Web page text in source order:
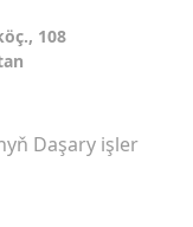
108
Daşary işler